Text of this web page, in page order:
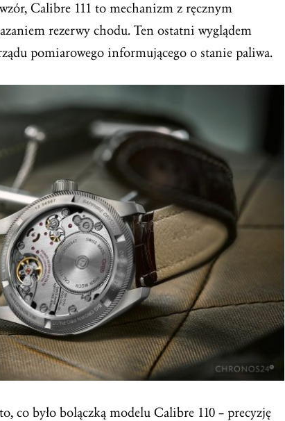
Calibre 111 to mechanizm z ręcznym
rezerwy chodu. Ten ostatni wyglądem
pomiarowego informującego o stanie paliwa.
co było bolączką modelu Calibre 110 – precyzję